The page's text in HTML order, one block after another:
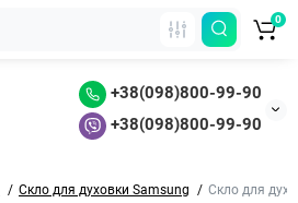
+38(098)800-99-90
+38(098)800-99-90
0
Скло для духовки Samsung Скло для